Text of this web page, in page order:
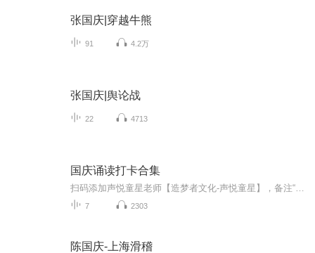
张国庆|穿越牛熊
91 4.2万
张国庆|舆论战
22 4713
国庆诵读打卡合集
7 2303
陈国庆-上海滑稽